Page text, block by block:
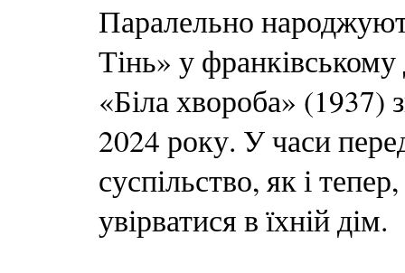
Паралельно
Тінь» у
«Біла хвороба» (1937)
2024 року. У часи
суспільство, як і
увірватися в їхній дім.